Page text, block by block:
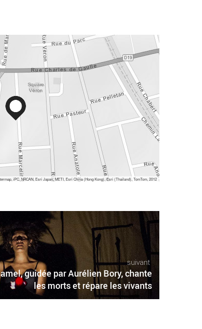
iPC, NRCAN, Esri Japan, METI, Esri China (Hong Kong), Esri (Thailand), TomTom, 2012
suivant
guidée par Aurélien Bory, chante
les morts et répare les vivants